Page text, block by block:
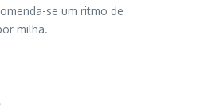
se um ritmo de
milha.